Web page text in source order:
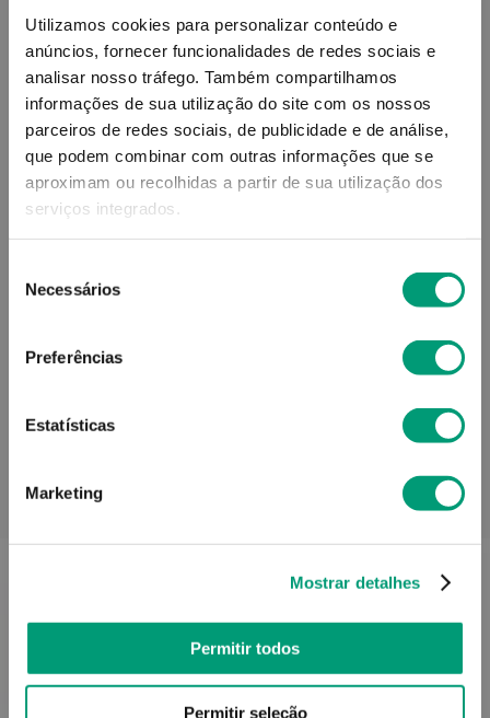
Utilizamos cookies para personalizar conteúdo e
anúncios, fornecer funcionalidades de redes sociais e
analisar nosso tráfego. Também compartilhamos
informações de sua utilização do site com os nossos
parceiros de redes sociais, de publicidade e de análise,
que podem combinar com outras informações que se
aproximam ou recolhidas a partir de sua utilização dos
serviços integrados.
Necessários
Preferências
Estatísticas
Marketing
Mostrar detalhes
Permitir todos
Permitir seleção
Descrição do Produto
Modo de utilização
Informações técnicas
PODERÁ TAMBÉM GOSTAR